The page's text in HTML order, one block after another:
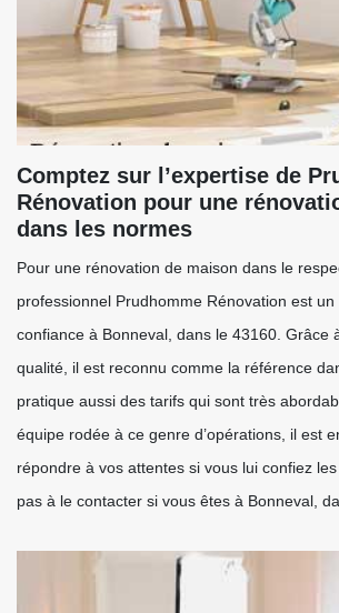
Comptez sur l’expertise de
Rénovation pour une
dans les normes
Pour une rénovation de maison dans le
professionnel Prudhomme Rénovation est
confiance à Bonneval, dans le 43160. Grâce
qualité, il est reconnu comme la référence
pratique aussi des tarifs qui sont très
équipe rodée à ce genre d’opérations, il est
répondre à vos attentes si vous lui confiez les
pas à le contacter si vous êtes à Bonneval,